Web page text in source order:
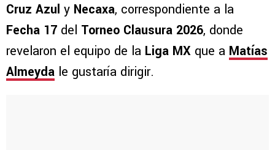
Cruz Azul y Necaxa, correspondiente a la
Fecha 17 del Torneo Clausura 2026, donde
revelaron el equipo de la Liga MX que a Matías
Almeyda le gustaría dirigir.